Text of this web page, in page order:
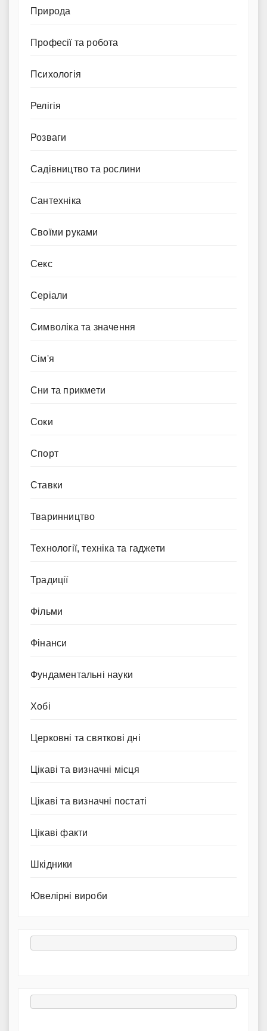
Природа
Професії та робота
Психологія
Релігія
Розваги
Садівництво та рослини
Сантехніка
Своїми руками
Секс
Серіали
Символіка та значення
Сім'я
Сни та прикмети
Соки
Спорт
Ставки
Тваринництво
Технології, техніка та гаджети
Традиції
Фільми
Фінанси
Фундаментальні науки
Хобі
Церковні та святкові дні
Цікаві та визначні місця
Цікаві та визначні постаті
Цікаві факти
Шкідники
Ювелірні вироби